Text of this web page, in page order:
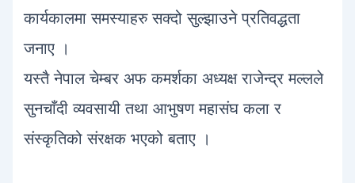
कार्यकालमा समस्याहरु सक्दो सुल्झाउने प्रतिवद्धता
जनाए ।
यस्तै नेपाल चेम्बर अफ कमर्शका अध्यक्ष राजेन्द्र मल्लले
सुनचाँदी व्यवसायी तथा आभुषण महासंघ कला र
संस्कृतिको संरक्षक भएको बताए ।